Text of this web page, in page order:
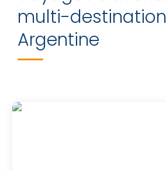
multi-
Argentine